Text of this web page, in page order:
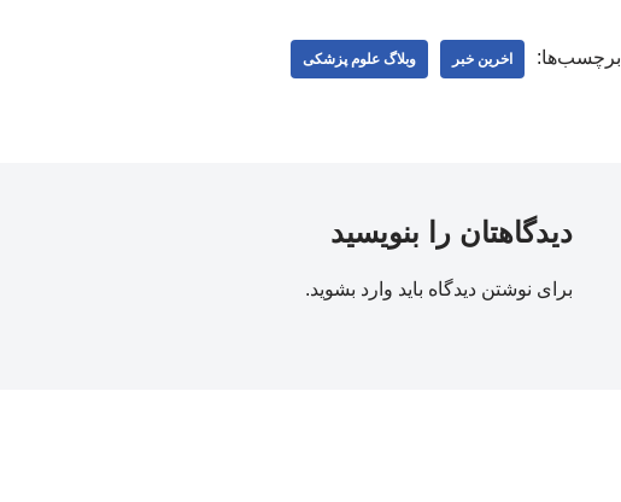
برچسب‌ها: اخرین خبر وبلاگ علوم پزشکی
دیدگاهتان را بنویسید
برای نوشتن دیدگاه باید وارد بشوید.